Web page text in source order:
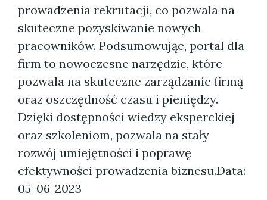
prowadzenia rekrutacji, co pozwala na
skuteczne pozyskiwanie nowych
pracowników. Podsumowując, portal dla
firm to nowoczesne narzędzie, które
pozwala na skuteczne zarządzanie firmą
oraz oszczędność czasu i pieniędzy.
Dzięki dostępności wiedzy eksperckiej
oraz szkoleniom, pozwala na stały
rozwój umiejętności i poprawę
efektywności prowadzenia biznesu.Data:
05-06-2023